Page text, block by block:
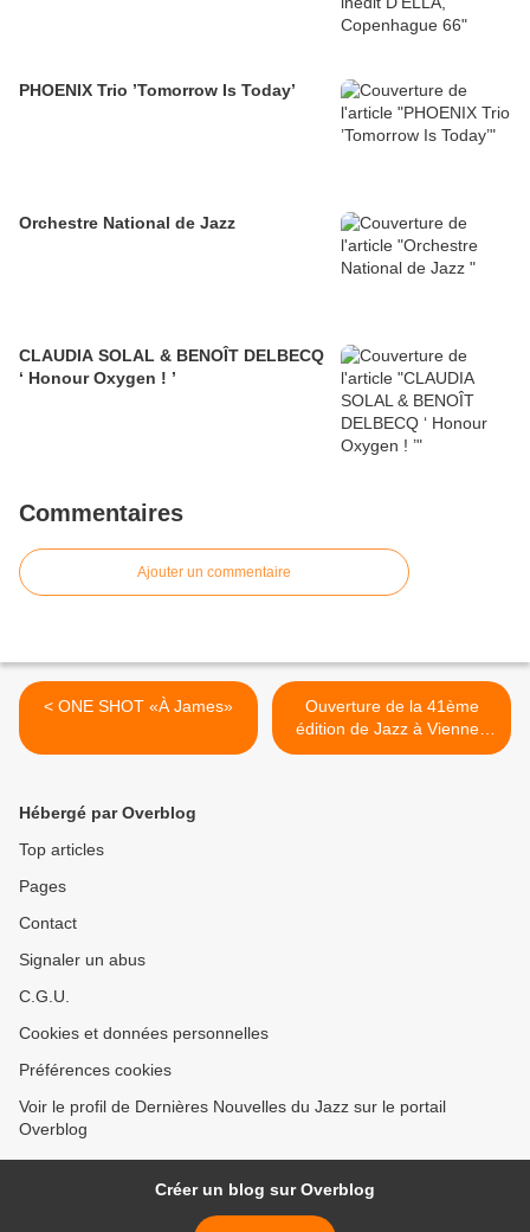
PHOENIX Trio ’Tomorrow Is Today’
Orchestre National de Jazz
CLAUDIA SOLAL & BENOÎT DELBECQ
‘ Honour Oxygen ! ’
Commentaires
Ajouter un commentaire
< ONE SHOT «À James»
Ouverture de la 41ème
édition de Jazz à Vienne :
MC statique mais Cullum,
Hébergé par Overblog
Top articles
Pages
Contact
Signaler un abus
C.G.U.
Cookies et données personnelles
Préférences cookies
Voir le profil de Dernières Nouvelles du Jazz sur le portail
Overblog
Créer un blog sur Overblog